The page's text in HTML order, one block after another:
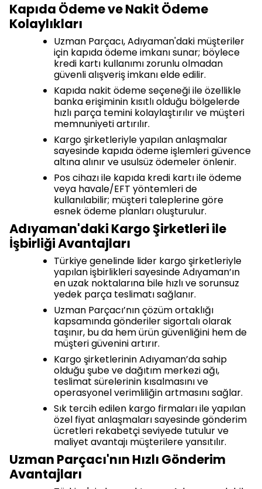
Kapıda Ödeme ve Nakit Ödeme
Kolaylıkları
Uzman Parçacı, Adıyaman'daki müşteriler
için kapıda ödeme imkanı sunar; böylece
kredi kartı kullanımı zorunlu olmadan
güvenli alışveriş imkanı elde edilir.
Kapıda nakit ödeme seçeneği ile özellikle
banka erişiminin kısıtlı olduğu bölgelerde
hızlı parça temini kolaylaştırılır ve müşteri
memnuniyeti artırılır.
Kargo şirketleriyle yapılan anlaşmalar
sayesinde kapıda ödeme işlemleri güvence
altına alınır ve usulsüz ödemeler önlenir.
Pos cihazı ile kapıda kredi kartı ile ödeme
veya havale/EFT yöntemleri de
kullanılabilir; müşteri taleplerine göre
esnek ödeme planları oluşturulur.
Adıyaman'daki Kargo Şirketleri ile
İşbirliği Avantajları
Türkiye genelinde lider kargo şirketleriyle
yapılan işbirlikleri sayesinde Adıyaman’ın
en uzak noktalarına bile hızlı ve sorunsuz
yedek parça teslimatı sağlanır.
Uzman Parçacı’nın çözüm ortaklığı
kapsamında gönderiler sigortalı olarak
taşınır, bu da hem ürün güvenliğini hem de
müşteri güvenini artırır.
Kargo şirketlerinin Adıyaman’da sahip
olduğu şube ve dağıtım merkezi ağı,
teslimat sürelerinin kısalmasını ve
operasyonel verimliliğin artmasını sağlar.
Sık tercih edilen kargo firmaları ile yapılan
özel fiyat anlaşmaları sayesinde gönderim
ücretleri rekabetçi seviyede tutulur ve
maliyet avantajı müşterilere yansıtılır.
Uzman Parçacı'nın Hızlı Gönderim
Avantajları